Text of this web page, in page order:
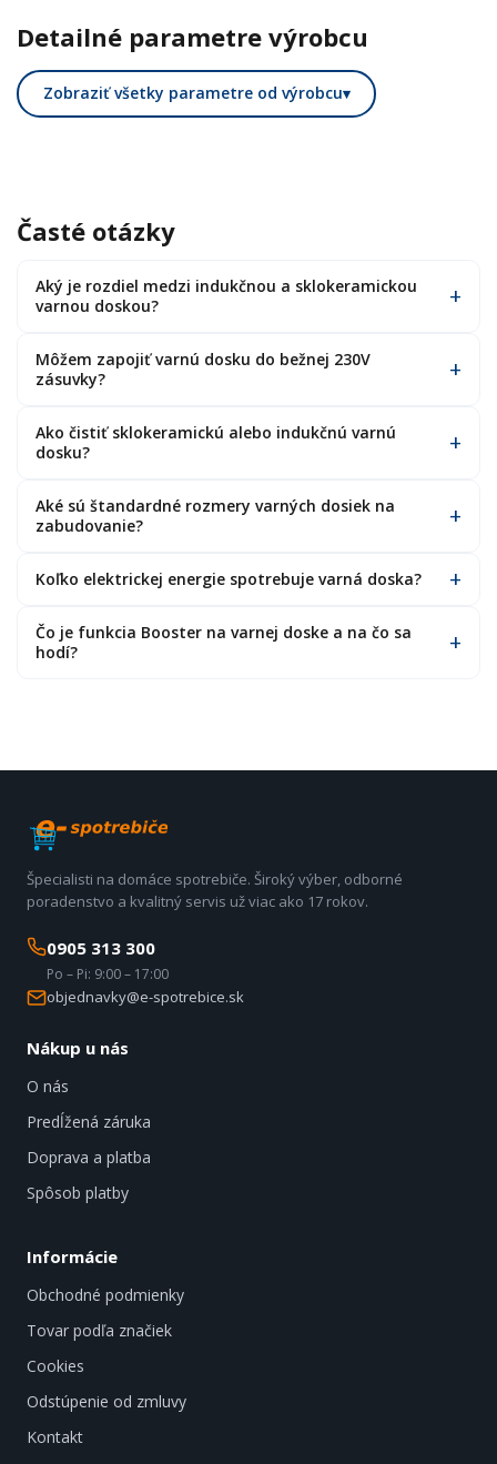
Detailné parametre výrobcu
Zobraziť všetky parametre od výrobcu▾
Časté otázky
Aký je rozdiel medzi indukčnou a sklokeramickou
varnou doskou?
Môžem zapojiť varnú dosku do bežnej 230V
zásuvky?
Ako čistiť sklokeramickú alebo indukčnú varnú
dosku?
Aké sú štandardné rozmery varných dosiek na
zabudovanie?
Koľko elektrickej energie spotrebuje varná doska?
Čo je funkcia Booster na varnej doske a na čo sa
hodí?
Špecialisti na domáce spotrebiče. Široký výber, odborné
poradenstvo a kvalitný servis už viac ako 17 rokov.
0905 313 300
Po – Pi: 9:00 – 17:00
objednavky@e-spotrebice.sk
Nákup u nás
O nás
Predĺžená záruka
Doprava a platba
Spôsob platby
Informácie
Obchodné podmienky
Tovar podľa značiek
Cookies
Odstúpenie od zmluvy
Kontakt